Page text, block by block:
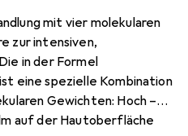
mit vier molekularen
zur intensiven,
in der Formel
eine spezielle Kombination
Gewichten: Hoch –
auf der Hautoberfläche